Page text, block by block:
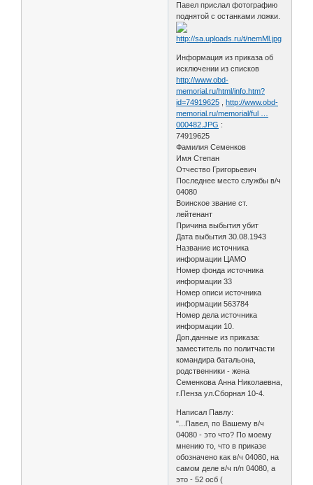
Павел прислал фотографию
поднятой с останками ложки.
Информация из приказа об
исключении из списков
http://www.obd-
memorial.ru/html/info.htm?
id=74919625 ,http://www.obd-
memorial.ru/memorial/ful …
000482.JPG :
74919625
Фамилия Семенков
Имя Степан
Отчество Григорьевич
Последнее место службы в/ч
04080
Воинское звание ст.
лейтенант
Причина выбытия убит
Дата выбытия 30.08.1943
Название источника
информации ЦАМО
Номер фонда источника
информации 33
Номер описи источника
информации 563784
Номер дела источника
информации 10.
Доп.данные из приказа:
заместитель по политчасти
командира батальона,
родственники - жена
Семенкова Анна Николаевна,
г.Пенза ул.Сборная 10-4.
Написал Павлу:
"...Павел, по Вашему в/ч
04080 - это что? По моему
мнению то, что в приказе
обозначено как в/ч 04080, на
самом деле в/ч п/п 04080, а
это - 52 осб (